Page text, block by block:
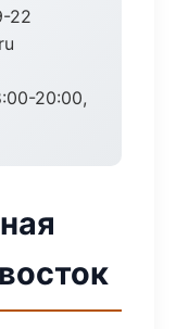
22
20:00,